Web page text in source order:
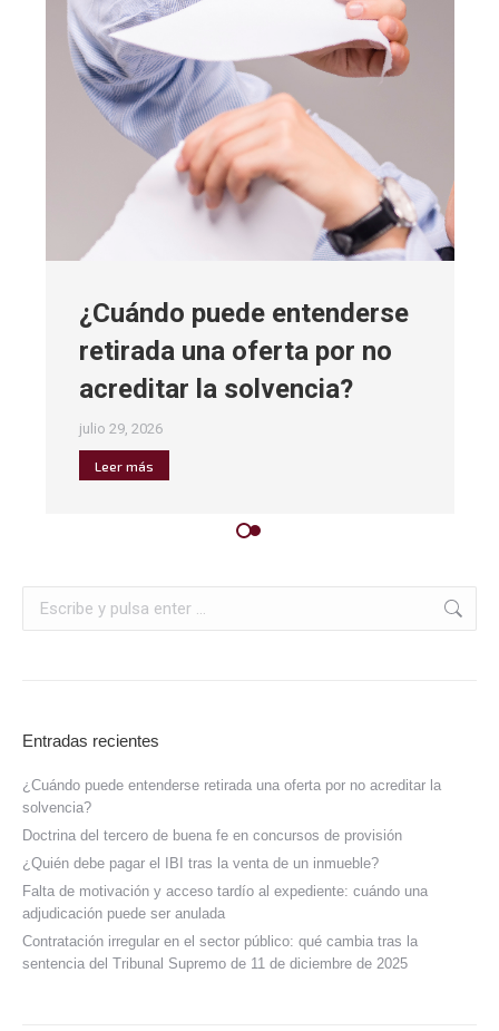
¿Cuándo puede entenderse
retirada una oferta por no
acreditar la solvencia?
julio 29, 2026
Leer más
Entradas recientes
¿Cuándo puede entenderse retirada una oferta por no acreditar la
solvencia?
Doctrina del tercero de buena fe en concursos de provisión
¿Quién debe pagar el IBI tras la venta de un inmueble?
Falta de motivación y acceso tardío al expediente: cuándo una
adjudicación puede ser anulada
Contratación irregular en el sector público: qué cambia tras la
sentencia del Tribunal Supremo de 11 de diciembre de 2025